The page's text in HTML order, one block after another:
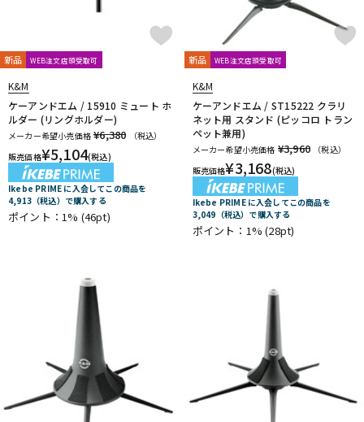
その他楽器
DJ機器 DTM
DTM オンライン納品 レコーディング機器
中古 ヴィンテージ
新品 WEB注文店頭受取可
K&M
ケーアンドエム / 15910 ミュート ホ
ルダー (リングホルダー)
メーカー希望小売価格 ¥6,380
（税込）
販売価格¥5,104(税込)
Ikebe PRIME に入会してこの商品を
4,913（税込）で購入する
ポイント：1% (46pt)
新品 WEB注文店頭受取可
K&M
ケーアンドエム / ST15222 クラリ
ネット用 スタンド (ピッコロ トラン
ペット兼用)
メーカー希望小売価格 ¥3,960
（税込）
販売価格¥3,168(税込)
Ikebe PRIME に入会してこの商品を
3,049（税込）で購入する
ポイント：1%(28pt)